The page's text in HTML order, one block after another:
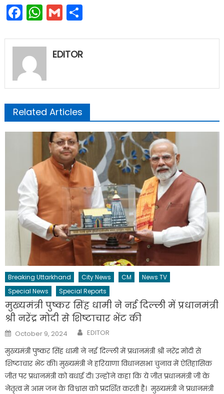
Facebook
WhatsApp
GmailShare
EDITOR
Related Articles
Breaking Uttarkhand City News CM
News TV
Special News
Special Reports
मुख्यमंत्री पुष्कर सिंह धामी ने नई दिल्ली में प्रधानमंत्री
श्री नरेंद्र मोदी से शिष्टाचार भेंट की
Posted
on
October 9, 2024 Author
EDITOR
मुख्यमंत्री पुष्कर सिंह धामी ने नई दिल्ली में प्रधानमंत्री श्री नरेंद्र मोदी से
शिष्टाचार भेंट की। मुख्यमंत्री ने हरियाणा विधानसभा चुनाव में ऐतिहासिक
जीत पर प्रधानमंत्री को बधाई दी। उन्होंने कहा कि ये जीत प्रधानमंत्री जी के
नेतृत्व में आम जन के विश्वास को प्रदर्शित करती है। मुख्यमंत्री ने प्रधानमंत्री